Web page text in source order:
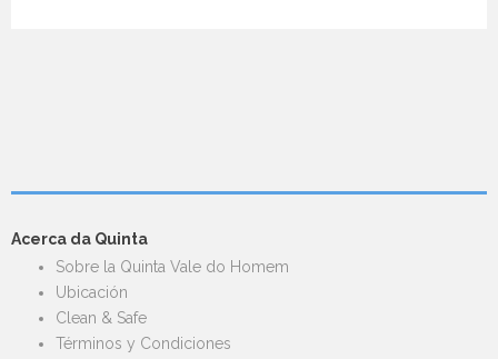
Acerca da Quinta
Sobre la Quinta Vale do Homem
Ubicación
Clean & Safe
Términos y Condiciones